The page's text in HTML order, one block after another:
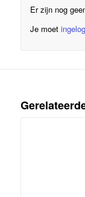
Er zijn nog
Je moet